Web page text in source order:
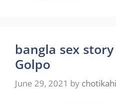
bangla sex
Golpo
June 29, 2021 by